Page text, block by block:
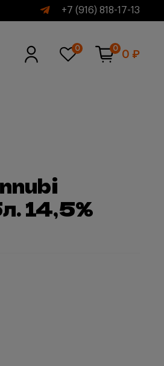
+7 (916) 818-17-13
0 0
0 ₽
14,5%